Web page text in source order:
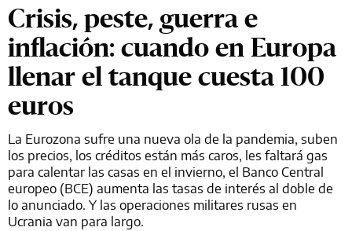
Crisis, peste, guerra e
inflación: cuando en Europa
llenar el tanque cuesta 100
euros
La Eurozona sufre una nueva ola de la pandemia, suben
los precios, los créditos están más caros, les faltará gas
para calentar las casas en el invierno, el Banco Central
europeo (BCE) aumenta las tasas de interés al doble de
lo anunciado. Y las operaciones militares rusas en
Ucrania van para largo.